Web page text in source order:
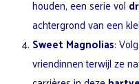
houden, een serie vol
achtergrond van een
Sweet Magnolias:
vriendinnen terwijl ze